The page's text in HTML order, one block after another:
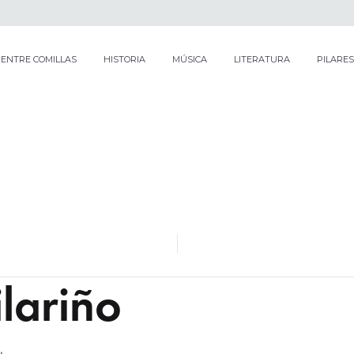
ENTRE COMILLAS HISTORIA MÚSICA LITERATURA PILARES